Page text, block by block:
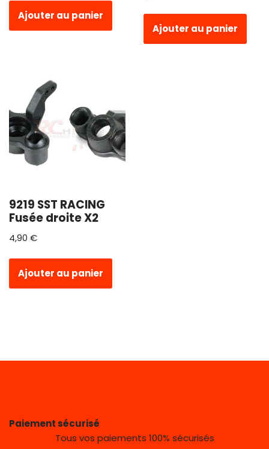
Ajouter au panier
Ajouter au panier
9219 SST RACING
Fusée droite X2
4,90 €
Ajouter au panier
Paiement sécurisé
Tous vos paiements 100% sécurisés